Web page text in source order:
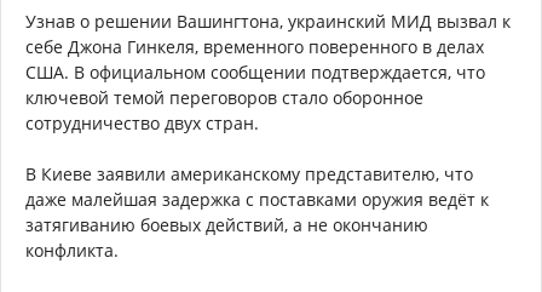
Узнав о решении Вашингтона, украинский МИД вызвал к
себе Джона Гинкеля, временного поверенного в делах
США. В официальном сообщении подтверждается, что
ключевой темой переговоров стало оборонное
сотрудничество двух стран.
В Киеве заявили американскому представителю, что
даже малейшая задержка с поставками оружия ведёт к
затягиванию боевых действий, а не окончанию
конфликта.